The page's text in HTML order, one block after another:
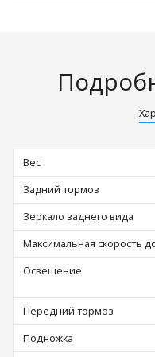
Вес
Задний тормоз
Зеркало заднего вида
Максимальная скорость
Освещение
Передний тормоз
Подножка